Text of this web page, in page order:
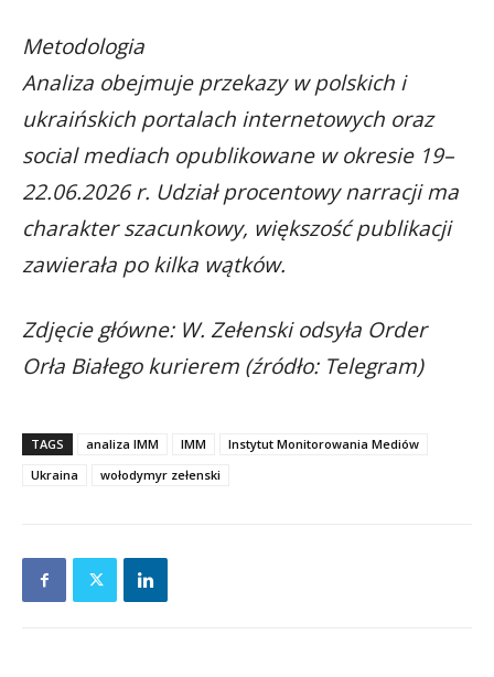
Metodologia
Analiza obejmuje przekazy w polskich i
ukraińskich portalach internetowych oraz
social mediach opublikowane w okresie 19–
22.06.2026 r. Udział procentowy narracji ma
charakter szacunkowy, większość publikacji
zawierała po kilka wątków.
Zdjęcie główne: W. Zełenski odsyła Order
Orła Białego kurierem (źródło: Telegram)
TAGS analiza IMM IMM
Instytut Monitorowania Mediów
Ukraina
wołodymyr zełenski